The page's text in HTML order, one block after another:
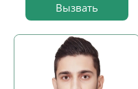
Вызвать